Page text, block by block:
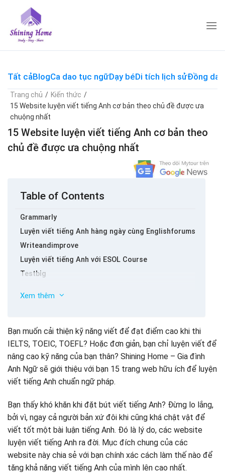
content
Tất cảBlogCa dao tục ngữDạy béDi tích lịch sửĐồng dao
Trang chủ / Kiến thức /
15 Website luyện viết tiếng Anh cơ bản theo chủ đề được ưa
chuộng nhất
15 Website luyện viết tiếng Anh cơ bản theo
chủ đề được ưa chuộng nhất
Table of Contents
Grammarly
Luyện viết tiếng Anh hàng ngày cùng Englishforums
Writeandimprove
Luyện viết tiếng Anh với ESOL Course
Testbig
The Purdue Writing Lab
Readability-Score
NoRedInk
HowJSay
Hemingway App
Thesaurus
Shining Home – Gia đình Anh Ngữ
Xem thêm
Bạn muốn cải thiện kỹ năng viết để đạt điểm cao khi thi
IELTS, TOEIC, TOEFL? Hoặc đơn giản, bạn chỉ luyện viết để
nâng cao kỹ năng của bạn thân? Shining Home – Gia đình
Anh Ngữ sẽ giới thiệu với bạn 15 trang web hữu ích để luyện
viết tiếng Anh chuẩn ngữ pháp.
Bạn thấy khó khăn khi đặt bút viết tiếng Anh? Đừng lo lắng,
bởi vì, ngay cả người bản xứ đôi khi cũng khá chật vật để
viết tốt một bài luận tiếng Anh. Đó là lý do, các website
luyện viết tiếng Anh ra đời. Mục đích chung của các
website này chia sẻ với bạn chính xác cách làm thế nào để
tăng khả năng viết tiếng Anh của mình lên cao nhất.